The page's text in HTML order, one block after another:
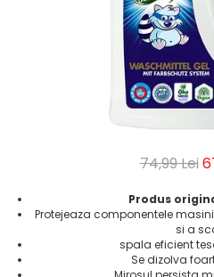
Intretinere masina de spalat
Insecticide si Capcane
74,99 Lei
Produs
Protejeaza componentele
si a
spala eficient
Se dizolva